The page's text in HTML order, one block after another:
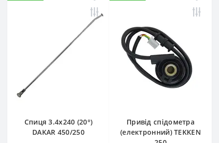
Спиця 3.4х240 (20°)
DAKAR 450/250
Привід спідометра
(електронний) TEKKEN